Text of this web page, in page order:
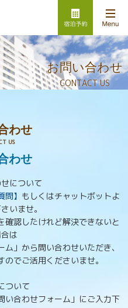
お問い合わせ
CONTACT US
わせ
US
わせ
について
問】 もしくはチャットボットよ
いませ。
確認したけれど解決できないと
は
」から問い合わせいただき、
でご活用くださいませ。
ついて
い合わせフォーム」にご入力下